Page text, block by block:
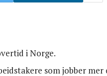
i Norge.
som jobber